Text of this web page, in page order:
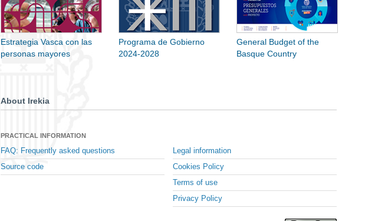
Estrategia Vasca con las
personas mayores
Programa de Gobierno
2024-2028
General Budget of the
Basque Country
About Irekia
PRACTICAL INFORMATION
FAQ: Frequently asked questions
Source code
Legal information
Cookies Policy
Terms of use
Privacy Policy